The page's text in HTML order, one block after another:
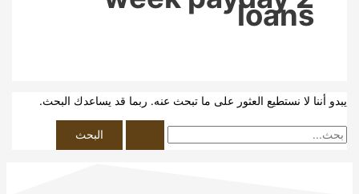
loans
أننا لا نستطيع العثور على ما تبحث عنه. ربما قد يساعدك البحث.